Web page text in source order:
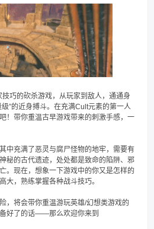
巧的砍杀游戏，从玩家到敌人，通通身
”的近身搏斗。在充满Cult元素的第一人
！带你重温古早游戏带来的刺激手感，一
中充满了恶灵与腐尸怪物的地牢，需要有
秘的古代遗迹，处处都是致命的陷阱、邪
。现在，想象一下游戏中的你又是怎样的
，熟练掌握各种战斗技巧。
，将会带你重温游玩英雄/幻想类游戏的
好了的话——那么欢迎你来到